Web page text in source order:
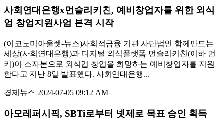
사회연대은행x먼슬리키친, 예비창업자를 위한 외식
업 창업지원사업 본격 시작
(이코노미아울렛-뉴스)사회적금융 기관 사단법인 함께만드는
세상(사회연대은행)과 디지털 외식플랫폼 먼슬리키친(이하 먼
키)이 소자본으로 외식업 창업을 희망하는 예비창업자를 지원
한다고 지난 8일 발표했다. 사회연대은행...
경제뉴스 2024-07-05 09:12 AM
아모레퍼시픽, SBTi로부터 넷제로 목표 승인 획득